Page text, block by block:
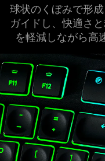
球状のくぼみで形
ガイドし、快適さ
を軽減しながら高